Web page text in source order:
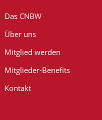
Das CNBW
Über uns
Mitglied werden
Mitglieder-Benefits
Kontakt